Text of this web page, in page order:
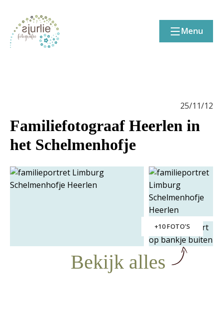
Menu
25/11/12
Familiefotograaf Heerlen in
het Schelmenhofje
+10 FOTO'S
Bekijk alles